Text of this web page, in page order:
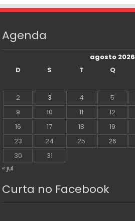
Agenda
agosto 2026
D
S T Q
2
3 4 5
9
10 11 12
16
17 18 19
23
24 25 26
30
31
« jul
Curta no Facebook